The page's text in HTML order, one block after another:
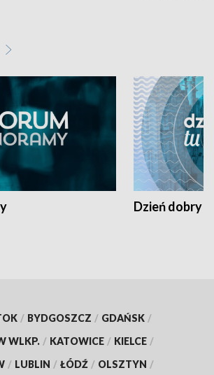
Dzień dobry
/ BYDGOSZCZ / GDAŃSK /
WLKP. / KATOWICE / KIELCE /
/ LUBLIN / ŁÓDŹ / OLSZTYN /